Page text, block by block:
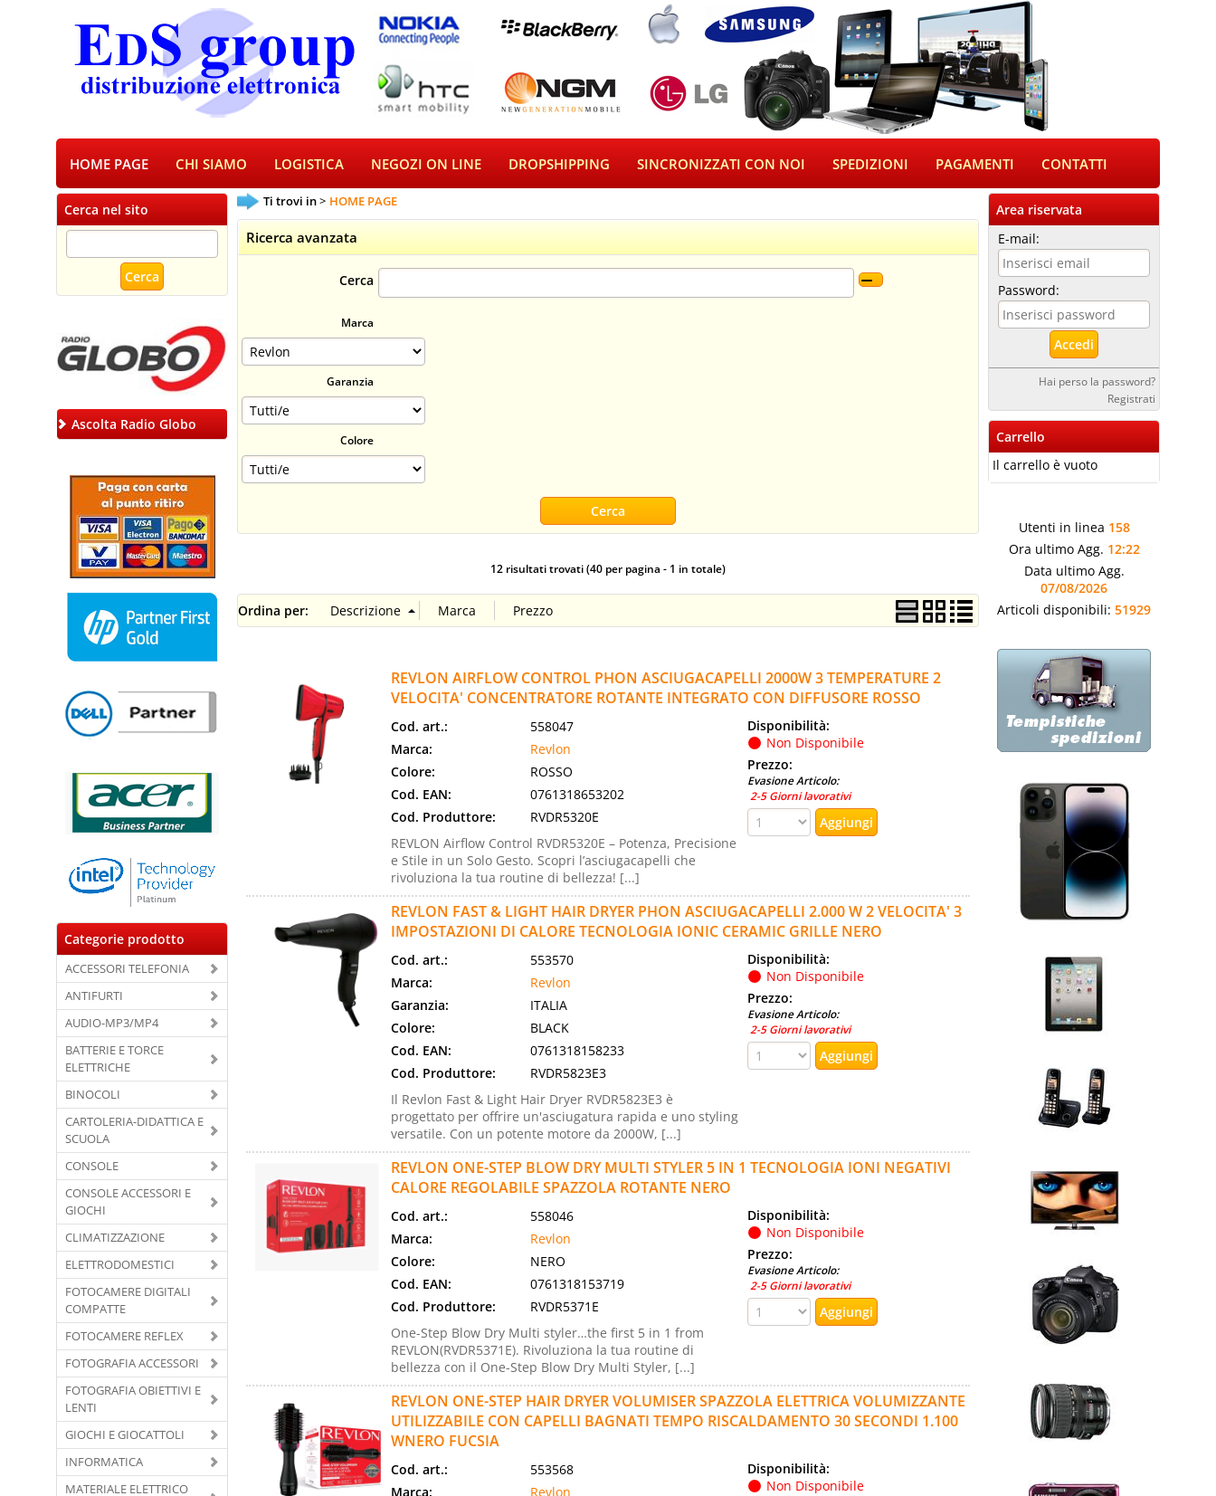
HOME PAGE CHI SIAMO LOGISTICA NEGOZI ON LINE DROPSHIPPING SINCRONIZZATI CON NOI SPEDIZIONI PAGAMENTI CONTATTI
Cerca nel sito
Ascolta Radio Globo
Categorie prodotto
ACCESSORI TELEFONIA
ANTIFURTI
AUDIO-MP3/MP4
BATTERIE E TORCE
ELETTRICHE
BINOCOLI
CARTOLERIA-DIDATTICA E
SCUOLA
CONSOLE
CONSOLE ACCESSORI E
GIOCHI
CLIMATIZZAZIONE
ELETTRODOMESTICI
FOTOCAMERE DIGITALI
COMPATTE
FOTOCAMERE REFLEX
FOTOGRAFIA ACCESSORI
FOTOGRAFIA OBIETTIVI E
LENTI
GIOCHI E GIOCATTOLI
INFORMATICA
MATERIALE ELETTRICO
Ti trovi in HOME PAGE
Ricerca avanzata
Cerca
Marca
Garanzia
Colore
12 risultati trovati (40 per pagina - 1 in totale)
Ordina per:
REVLON AIRFLOW CONTROL PHON ASCIUGACAPELLI 2000W 3 TEMPERATURE 2
VELOCITA' CONCENTRATORE ROTANTE INTEGRATO CON DIFFUSORE ROSSO
Cod. art.:
558047
Marca:
Revlon
Colore:
ROSSO
Cod. EAN:
0761318653202
Cod. Produttore:
RVDR5320E
REVLON Airflow Control RVDR5320E – Potenza, Precisione
e Stile in un Solo Gesto. Scopri l’asciugacapelli che
rivoluziona la tua routine di bellezza! [...]
Disponibilità:
Non Disponibile
Prezzo:
Evasione Articolo:
2-5 Giorni lavorativi
REVLON FAST & LIGHT HAIR DRYER PHON ASCIUGACAPELLI 2.000 W 2 VELOCITA' 3
IMPOSTAZIONI DI CALORE TECNOLOGIA IONIC CERAMIC GRILLE NERO
Cod. art.:
553570
Marca:
Revlon
Garanzia:
ITALIA
Colore:
BLACK
Cod. EAN:
0761318158233
Cod. Produttore:
RVDR5823E3
Il Revlon Fast & Light Hair Dryer RVDR5823E3 è
progettato per offrire un'asciugatura rapida e uno styling
versatile. Con un potente motore da 2000W, [...]
Disponibilità:
Non Disponibile
Prezzo:
Evasione Articolo:
2-5 Giorni lavorativi
REVLON ONE-STEP BLOW DRY MULTI STYLER 5 IN 1 TECNOLOGIA IONI NEGATIVI
CALORE REGOLABILE SPAZZOLA ROTANTE NERO
Cod. art.:
558046
Marca:
Revlon
Colore:
NERO
Cod. EAN:
0761318153719
Cod. Produttore:
RVDR5371E
One-Step Blow Dry Multi styler…the first 5 in 1 from
REVLON(RVDR5371E). Rivoluziona la tua routine di
bellezza con il One-Step Blow Dry Multi Styler, [...]
Disponibilità:
Non Disponibile
Prezzo:
Evasione Articolo:
2-5 Giorni lavorativi
REVLON ONE-STEP HAIR DRYER VOLUMISER SPAZZOLA ELETTRICA VOLUMIZZANTE
UTILIZZABILE CON CAPELLI BAGNATI TEMPO RISCALDAMENTO 30 SECONDI 1.100
WNERO FUCSIA
Cod. art.:
553568
Marca:
Revlon
Disponibilità:
Non Disponibile
Area riservata
E-mail:
Password:
Hai perso la password?
Registrati
Carrello
Il carrello è vuoto
Utenti in linea 158
Ora ultimo Agg. 12:22
Data ultimo Agg.
07/08/2026
Articoli disponibili: 51929